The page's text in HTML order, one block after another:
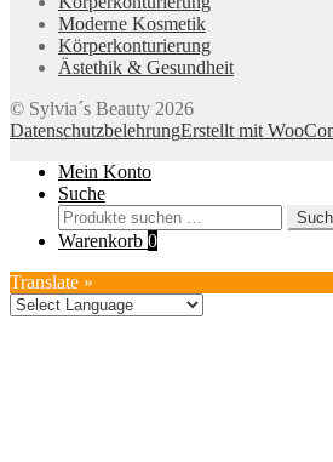
Moderne Kosmetik
Körperkonturierung
Ästethik & Gesundheit
© Sylvia´s Beauty 2026
DatenschutzbelehrungErstellt mit
Mein Konto
Suche
Suchen
nach:
Warenkorb 0
Translate »